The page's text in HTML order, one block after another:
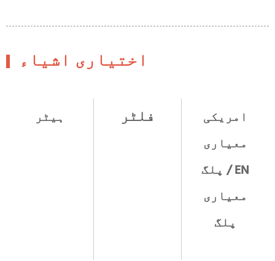
اختیاری اشیاء
ہیٹر فلٹر
امریکی
معیاری
پلگ / EN
معیاری
پلگ